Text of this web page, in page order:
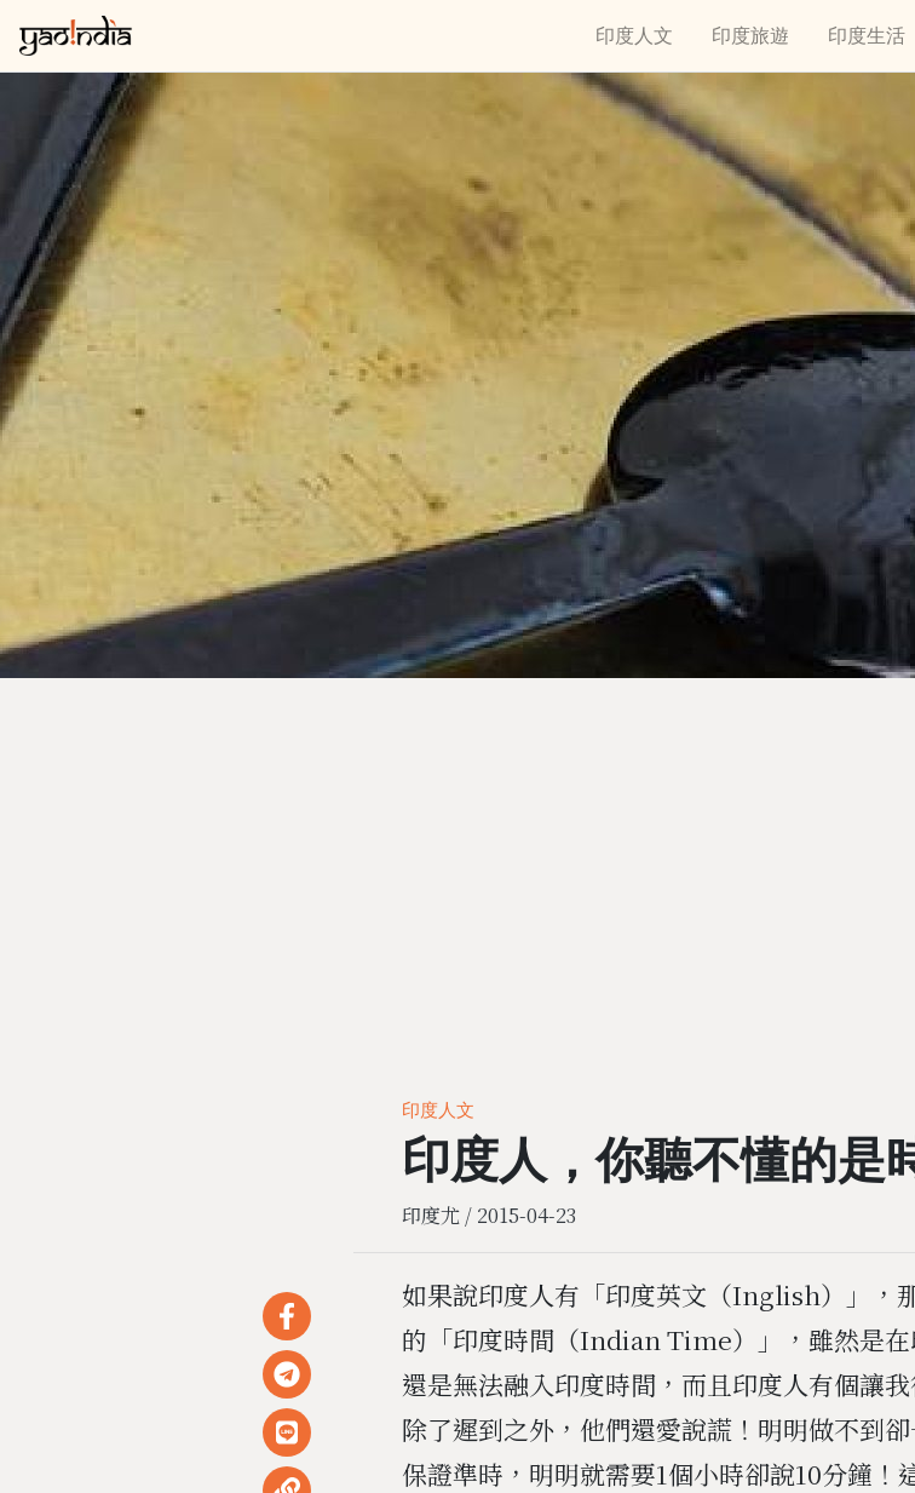
印度人文 印度旅遊 印度生活
印度人文
印度人，你聽不懂的是
印度尤 / 2015-04-23
如果說印度人有「印度英文（Inglish）」，
的「印度時間（Indian Time）」，雖然是
還是無法融入印度時間，而且印度人有個讓
除了遲到之外，他們還愛說謊！明明做不到
保證準時，明明就需要1個小時卻說10分鐘！